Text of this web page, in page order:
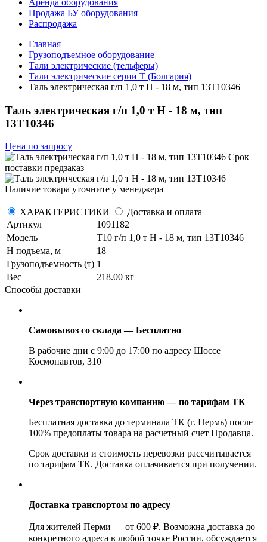
Аренда оборудования
Продажа БУ оборудования
Распродажа
Главная
Грузоподъемное оборудование
Тали электрические (тельферы)
Тали электрические серии Т (Болгария)
Таль электрическая г/п 1,0 т Н - 18 м, тип 13Т10346
Таль электрическая г/п 1,0 т Н - 18 м, тип
13Т10346
Цена по запросу
Срок
поставки предзаказ
Наличие товара уточните у менеджера
ХАРАКТЕРИСТИКИ
Доставка и оплата
Артикул
1091182
Модель
Т10 г/п 1,0 т Н - 18 м, тип 13Т10346
H подъема, м
18
Грузоподъемность (т) 1
Вес
218.00 кг
Способы доставки
Самовывоз со склада — Бесплатно
В рабочие дни с 9:00 до 17:00 по адресу Шоссе
Космонавтов, 310
Через транспортную компанию — по тарифам ТК
Бесплатная доставка до терминала ТК (г. Пермь) после
100% предоплаты товара на расчетный счет Продавца.
Срок доставки и стоимость перевозки рассчитывается
по тарифам ТК. Доставка оплачивается при получении.
Доставка транспортом по адресу
Для жителей Перми — от 600 ₽. Возможна доставка до
конкретного адреса в любой точке России, обсуждается